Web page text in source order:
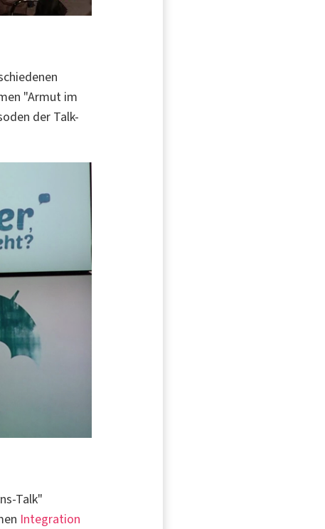
"Armut im
der Talk-
Talk"
Integration